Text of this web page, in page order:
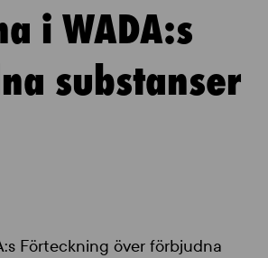
i WADA:s
substanser
Förteckning över förbjudna